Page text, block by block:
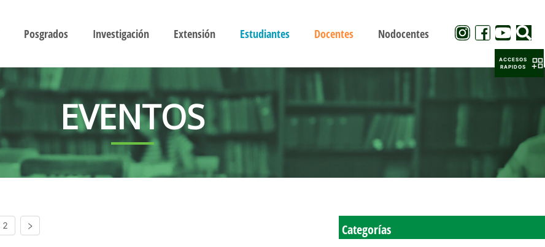
Posgrados Investigación Extensión Estudiantes Docentes Nodocentes
EVENTOS
2 Categorías
ACCESOS
RAPIDOS